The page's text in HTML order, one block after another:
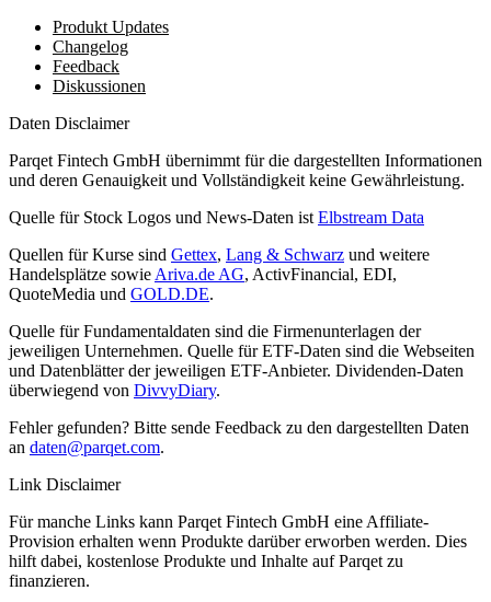
Produkt Updates
Changelog
Feedback
Diskussionen
Daten Disclaimer
Parqet Fintech GmbH übernimmt für die dargestellten Informationen
und deren Genauigkeit und Vollständigkeit keine Gewährleistung.
Quelle für Stock Logos und News-Daten ist Elbstream Data
Quellen für Kurse sind Gettex, Lang & Schwarz und weitere
Handelsplätze sowie Ariva.de AG, ActivFinancial, EDI,
QuoteMedia und GOLD.DE.
Quelle für Fundamentaldaten sind die Firmenunterlagen der
jeweiligen Unternehmen. Quelle für ETF-Daten sind die Webseiten
und Datenblätter der jeweiligen ETF-Anbieter. Dividenden-Daten
überwiegend von DivvyDiary.
Fehler gefunden? Bitte sende Feedback zu den dargestellten Daten
an daten@parqet.com.
Link Disclaimer
Für manche Links kann Parqet Fintech GmbH eine Affiliate-
Provision erhalten wenn Produkte darüber erworben werden. Dies
hilft dabei, kostenlose Produkte und Inhalte auf Parqet zu
finanzieren.